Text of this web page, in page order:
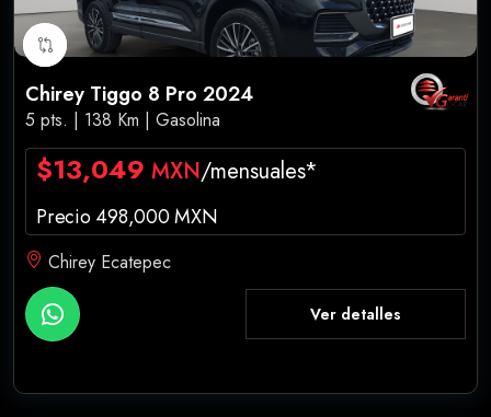
Chirey Tiggo 8 Pro 2024
5 pts. | 138 Km | Gasolina
$13,049 MXN/mensuales*
Precio 498,000 MXN
Chirey Ecatepec
Ver detalles